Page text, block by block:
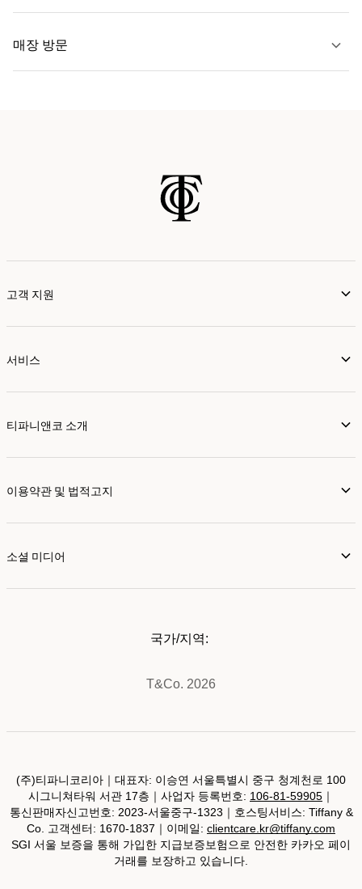
자세히 보기
매장 방문
고객 지원
서비스
티파니앤코 소개
이용약관 및 법적고지
소셜 미디어
T&Co. 2026
국가/지역:
(주)티파니코리아｜대표자: 이승연 서울특별시 중구 청계천로 100
시그니쳐타워 서관 17층｜사업자 등록번호: 106-81-59905 ｜
통신판매자신고번호: 2023-서울중구-1323｜호스팅서비스: Tiffany &
Co. 고객센터: 1670-1837｜이메일: clientcare.kr@tiffany.com
SGI 서울 보증을 통해 가입한 지급보증보험으로 안전한 카카오 페이
거래를 보장하고 있습니다.